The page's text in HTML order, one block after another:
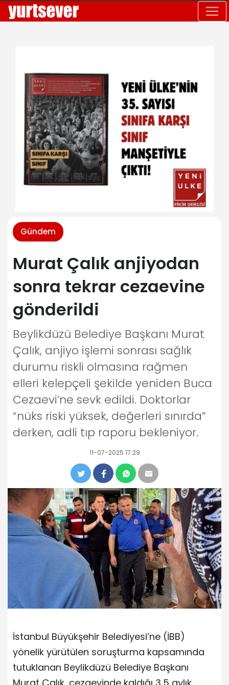
Gündem
Murat Çalık anjiyodan
sonra tekrar cezaevine
gönderildi
Beylikdüzü Belediye Başkanı Murat
Çalık, anjiyo işlemi sonrası sağlık
durumu riskli olmasına rağmen
elleri kelepçeli şekilde yeniden Buca
Cezaevi’ne sevk edildi. Doktorlar
“nüks riski yüksek, değerleri sınırda”
derken, adli tıp raporu bekleniyor.
11-07-2025 17:29
İstanbul Büyükşehir Belediyesi’ne (İBB)
yönelik yürütülen soruşturma kapsamında
tutuklanan Beylikdüzü Belediye Başkanı